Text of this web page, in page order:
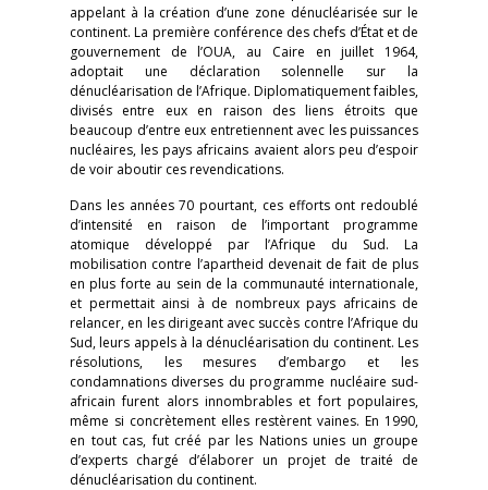
appelant à la création d’une zone dénucléarisée sur le
continent. La première conférence des chefs d’État et de
gouvernement de l’OUA, au Caire en juillet 1964,
adoptait une déclaration solennelle sur la
dénucléarisation de l’Afrique. Diplomatiquement faibles,
divisés entre eux en raison des liens étroits que
beaucoup d’entre eux entretiennent avec les puissances
nucléaires, les pays africains avaient alors peu d’espoir
de voir aboutir ces revendications.
Dans les années 70 pourtant, ces efforts ont redoublé
d’intensité en raison de l’important programme
atomique développé par l’Afrique du Sud. La
mobilisation contre l’apartheid devenait de fait de plus
en plus forte au sein de la communauté internationale,
et permettait ainsi à de nombreux pays africains de
relancer, en les dirigeant avec succès contre l’Afrique du
Sud, leurs appels à la dénucléarisation du continent. Les
résolutions, les mesures d’embargo et les
condamnations diverses du programme nucléaire sud-
africain furent alors innombrables et fort populaires,
même si concrètement elles restèrent vaines. En 1990,
en tout cas, fut créé par les Nations unies un groupe
d’experts chargé d’élaborer un projet de traité de
dénucléarisation du continent.